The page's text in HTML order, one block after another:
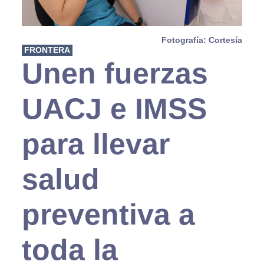
Fotografía: Cortesía
FRONTERA
Unen fuerzas
UACJ e IMSS
para llevar
salud
preventiva a
toda la